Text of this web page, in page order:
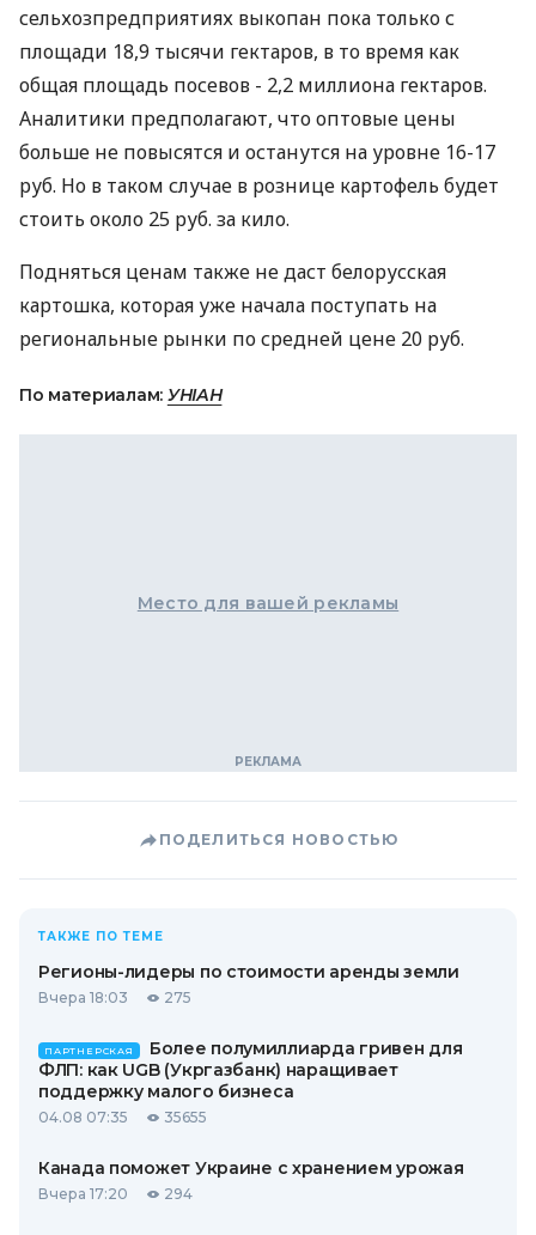
сельхозпредприятиях выкопан пока только с
площади 18,9 тысячи гектаров, в то время как
общая площадь посевов - 2,2 миллиона гектаров.
Аналитики предполагают, что оптовые цены
больше не повысятся и останутся на уровне 16-17
руб. Но в таком случае в рознице картофель будет
стоить около 25 руб. за кило.
Подняться ценам также не даст белорусская
картошка, которая уже начала поступать на
региональные рынки по средней цене 20 руб.
По материалам: УНІАН
Место для вашей рекламы
ПОДЕЛИТЬСЯ НОВОСТЬЮ
ТАКЖЕ ПО ТЕМЕ
Регионы-лидеры по стоимости аренды земли
Вчера 18:03 275
ПАРТНЕРСКАЯ
Более полумиллиарда гривен для
ФЛП: как UGB (Укргазбанк) наращивает
поддержку малого бизнеса
04.08 07:35 35655
Канада поможет Украине с хранением урожая
Вчера 17:20 294